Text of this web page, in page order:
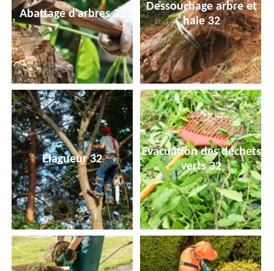
Abattage d'arbres 32
Dessouchage arbre et
haie 32
Elagueur 32
Evacuation des déchets
verts 32